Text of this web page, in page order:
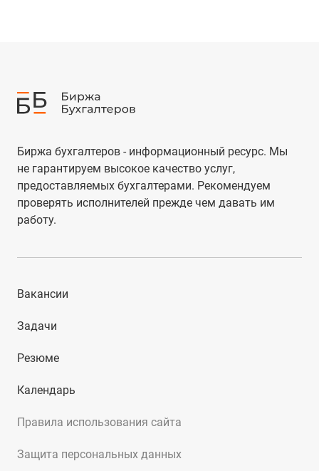
Биржа бухгалтеров - информационный ресурс. Мы
не гарантируем высокое качество услуг,
предоставляемых бухгалтерами. Рекомендуем
проверять исполнителей прежде чем давать им
работу.
Правила использования сайта
Защита персональных данных
Вакансии
Задачи
Резюме
Календарь